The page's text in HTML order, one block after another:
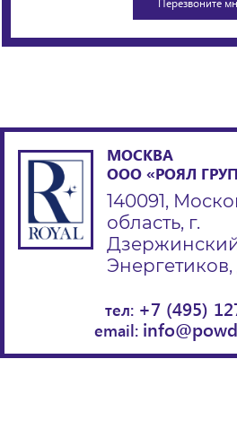
МОСКВА
ООО «РОЯЛ
140091,
область, г.
Энергетиков,
тел: +7 (495)
email: